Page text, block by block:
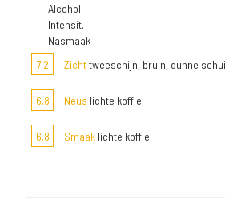
Alcohol
Intensit.
Nasmaak
7,2
Zichttweeschijn, bruin, dunne
6,8 Neus lichte koffie
6,8 Smaak lichte koffie